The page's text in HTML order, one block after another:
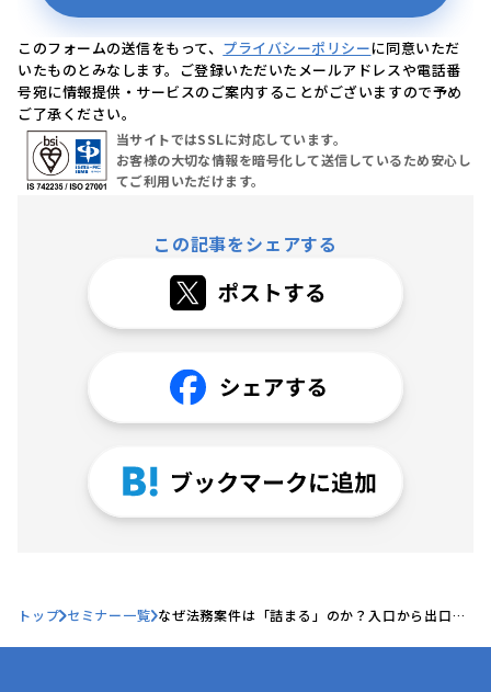
このフォームの送信をもって、 プライバシーポリシーに同意いただ
いたものとみなします。ご登録いただいたメールアドレスや電話番
号宛に情報提供・サービスのご案内することがございますので予め
ご了承ください。
当サイトではSSLに対応しています。
お客様の大切な情報を暗号化して送信しているため安心し
てご利用いただけます。
この記事をシェアする
トップ セミナー一覧 なぜ法務案件は「詰まる」のか？入口から出口ま